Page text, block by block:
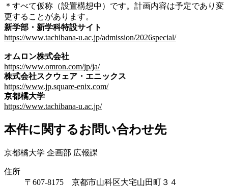
＊すべて仮称（設置構想中）です。計画内容は予定であり変
更することがあります。
新学部・新学科特設サイト
https://www.tachibana-u.ac.jp/admission/2026special/
オムロン株式会社
https://www.omron.com/jp/ja/
株式会社スクウェア・エニックス
https://www.jp.square-enix.com/
京都橘大学
https://www.tachibana-u.ac.jp/
本件に関するお問い合わせ先
京都橘大学 企画部 広報課
住所
〒607-8175 京都市山科区大宅山田町３４